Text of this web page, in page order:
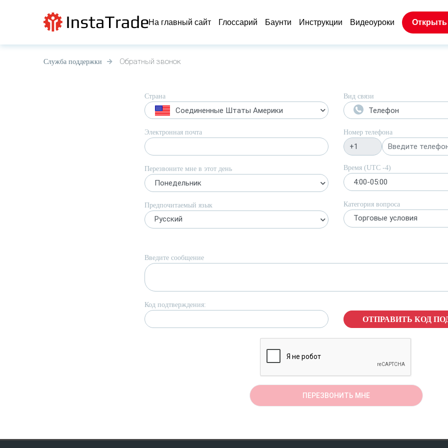
На главный сайт Глоссарий Баунти Инструкции Видеоуроки Открыть
Служба поддержки Обратный звонок
Страна
Соединенные Штаты Америки
Электронная почта
Перезвоните мне в этот день
Понедельник
Предпочитаемый язык
Русский
Вид связи
Телефон
Номер телефона
Время (UTC -4)
4:00-05:00
Категория вопроса
Торговые условия
Введите сообщение
Код подтверждения:
ОТПРАВИТЬ КОД